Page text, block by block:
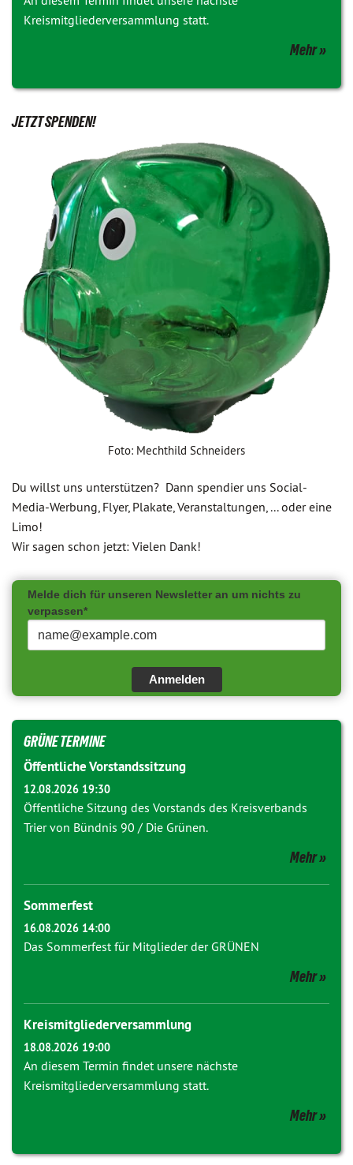
Kreismitgliederversammlung statt.
Mehr
JETZT SPENDEN!
Foto: Mechthild Schneiders
Du willst uns unterstützen? Dann spendier uns Social-
Media-Werbung, Flyer, Plakate, Veranstaltungen, ... oder eine
Limo!
Wir sagen schon jetzt: Vielen Dank!
Melde dich für unseren Newsletter an um nichts zu
verpassen*
Anmelden
GRÜNE TERMINE
Öffentliche Vorstandssitzung
12.08.2026 19:30
Öffentliche Sitzung des Vorstands des Kreisverbands
Trier von Bündnis 90 / Die Grünen.
Mehr
Sommerfest
16.08.2026 14:00
Das Sommerfest für Mitglieder der GRÜNEN
Mehr
Kreismitgliederversammlung
18.08.2026 19:00
An diesem Termin findet unsere nächste
Kreismitgliederversammlung statt.
Mehr